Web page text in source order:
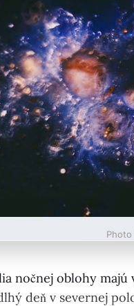
nočnej oblohy
deň v severnej